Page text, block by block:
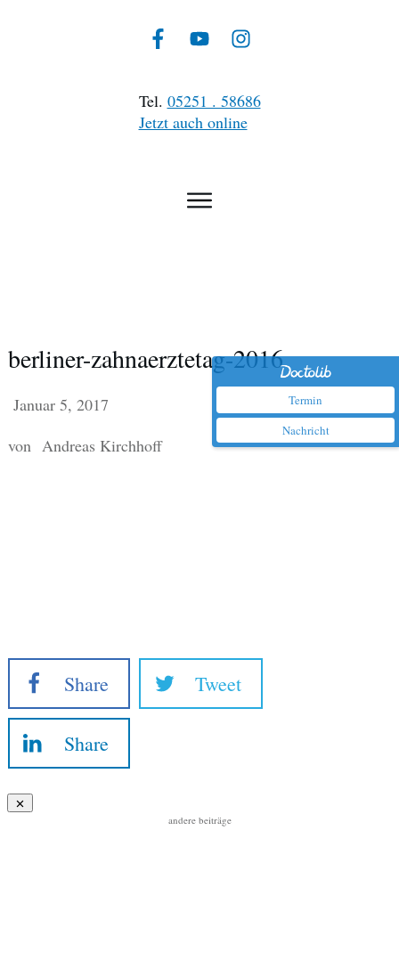
Termin
Nachricht
Tel. 05251 . 58686
Jetzt auch online
berliner-zahnaerztetag-2016
Januar 5, 2017
von Andreas Kirchhoff
Share Tweet
Share
andere beiträge